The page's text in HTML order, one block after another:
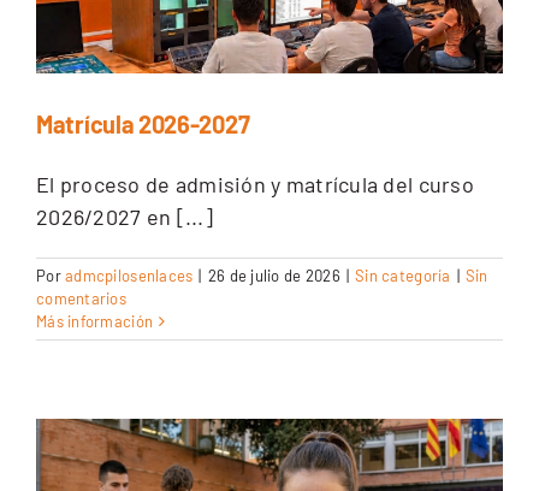
Matrícula 2026-2027
El proceso de admisión y matrícula del curso
2026/2027 en [...]
Poradmcpilosenlaces | 26 de julio de 2026 | Sin categoría | Sin
comentarios
Más información